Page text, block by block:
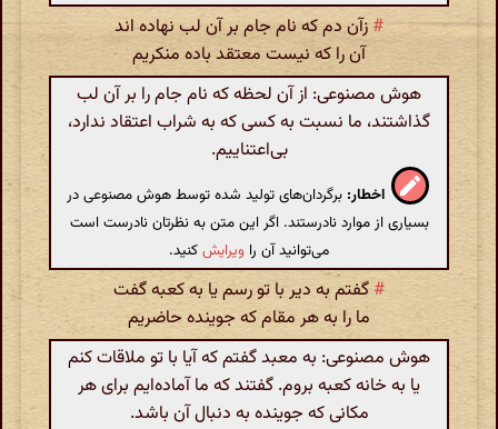
# زآن دم که نام جام بر آن لب نهاده اند
آن را که نیست معتقد باده منکریم
هوش مصنوعی: از آن لحظه که نام جام را بر آن لب
گذاشتند، ما نسبت به کسی که به شراب اعتقاد ندارد،
بی‌اعتناییم.
اخطار: برگردان‌های تولید شده توسط هوش مصنوعی در
بسیاری از موارد نادرستند. اگر این متن به نظرتان نادرست است
می‌توانید آن را ویرایشکنید.
# گفتم به دیر با تو رسم یا به کعبه گفت
ما را به هر مقام که جوینده حاضریم
هوش مصنوعی: به معبد گفتم که آیا با تو ملاقات کنم
یا به خانه کعبه بروم. گفتند که ما آماده‌ایم برای هر
مکانی که جوینده به دنبال آن باشد.